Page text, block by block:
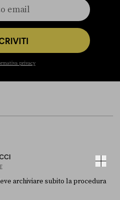
privacy
archiviare subito la procedura